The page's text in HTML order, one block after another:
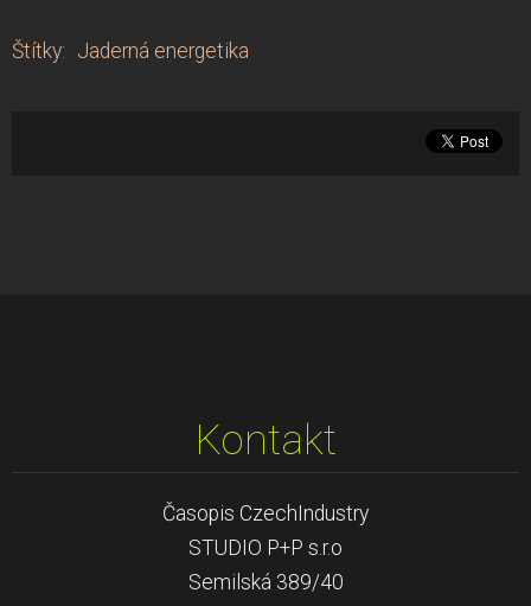
Štítky: Jaderná energetika
Kontakt
Časopis CzechIndustry
STUDIO P+P s.r.o
Semilská 389/40